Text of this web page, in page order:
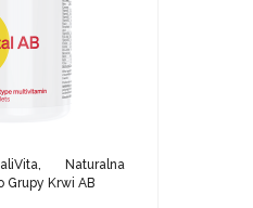
Naturalna
Grupy Krwi AB